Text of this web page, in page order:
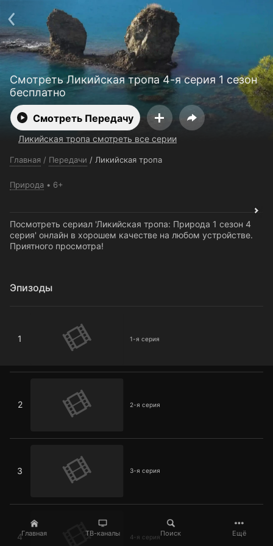
Главная ТВ-каналы Поиск Ещё
Смотреть Ликийская тропа 4-я серия 1 сезон
бесплатно
Смотреть Передачу
Ликийская тропа смотреть все серии
Главная / Передачи / Ликийская тропа
Природа 6+
Посмотреть сериал 'Ликийская тропа: Природа 1 сезон 4
серия' онлайн в хорошем качестве на любом устройстве.
Приятного просмотра!
Эпизоды
1 1-я серия
2 2-я серия
3 3-я серия
4 4-я серия
support@24h.tv
О сервисе
Пользовательское соглашение
Политика конфиденциальности
Для партнёров
Открыть приложение
Ввести промокод
Установить на ТВ
Бесплатные каналы Контакты